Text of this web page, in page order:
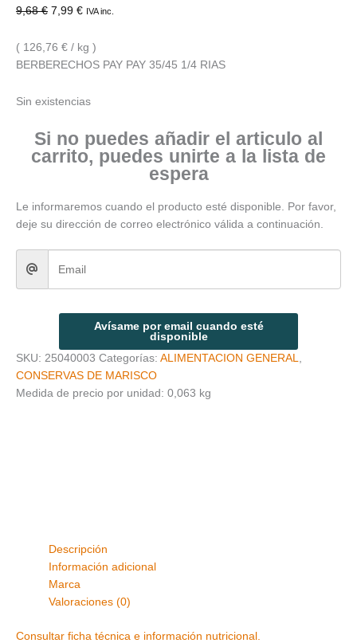
9,68€ 7,99 € IVA inc.
( 126,76 € / kg )
BERBERECHOS PAY PAY 35/45 1/4 RIAS
Sin existencias
Si no puedes añadir el articulo al
carrito, puedes unirte a la lista de
espera
Le informaremos cuando el producto esté disponible. Por favor,
deje su dirección de correo electrónico válida a continuación.
Avísame por email cuando esté
disponible
SKU: 25040003 Categorías: ALIMENTACION GENERAL,
CONSERVAS DE MARISCO
Medida de precio por unidad: 0,063 kg
Descripción
Información adicional
Marca
Valoraciones (0)
Consultar ficha técnica e información nutricional.